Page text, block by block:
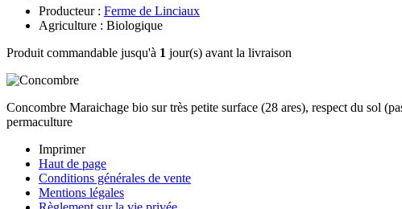
Producteur : Ferme de Linciaux
Agriculture : Biologique
Produit commandable jusqu'à 1 jour(s) avant la livraison
Concombre Maraichage bio sur très petite surface (28 ares), respect du sol
permaculture
Imprimer
Haut de page
Conditions générales de vente
Mentions légales